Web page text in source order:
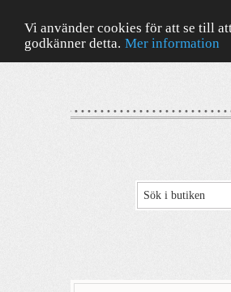
Vi använder cookies för att se till
godkänner detta. Mer information